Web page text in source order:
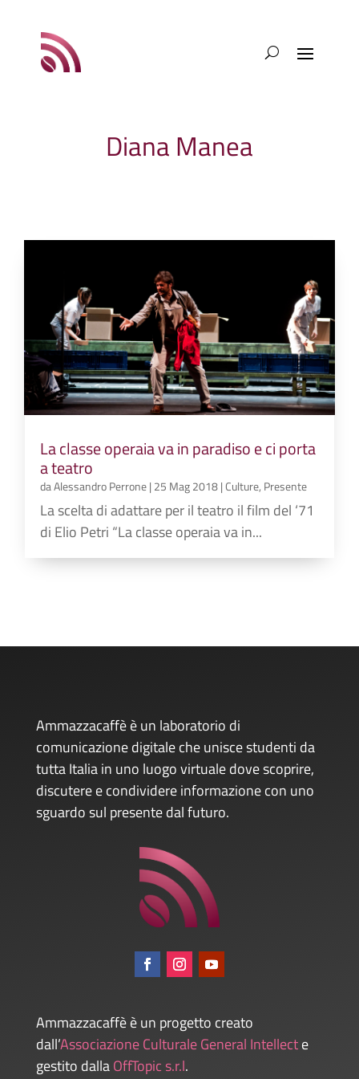
Diana Manea
La classe operaia va in paradiso e ci porta
a teatro
daAlessandro Perrone| 25 Mag 2018|Culture, Presente
La scelta di adattare per il teatro il film del ‘71
di Elio Petri “La classe operaia va in...
Ammazzacaffè è un laboratorio di
comunicazione digitale che unisce studenti da
tutta Italia in uno luogo virtuale dove scoprire,
discutere e condividere informazione con uno
sguardo sul presente dal futuro.
Ammazzacaffè è un progetto creato
dall’Associazione Culturale General Intellecte
gestito dallaOffTopic s.r.l.